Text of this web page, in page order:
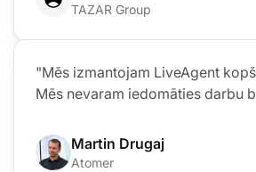
TAZAR Group
"Mēs izmantojam LiveAgent
Mēs nevaram iedomāties darbu
Martin Drugaj
Atomer